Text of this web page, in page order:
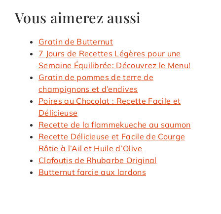
Vous aimerez aussi
Gratin de Butternut
7 Jours de Recettes Légères pour une
Semaine Équilibrée: Découvrez le Menu!
Gratin de pommes de terre de
champignons et d’endives
Poires au Chocolat : Recette Facile et
Délicieuse
Recette de la flammekueche au saumon
Recette Délicieuse et Facile de Courge
Rôtie à l’Ail et Huile d’Olive
Clafoutis de Rhubarbe Original
Butternut farcie aux lardons